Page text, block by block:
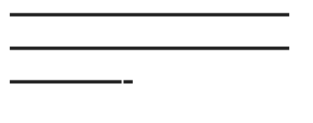
——————————
——————————
————-